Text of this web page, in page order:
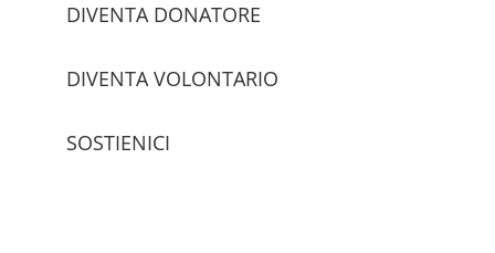
DIVENTA DONATORE
DIVENTA VOLONTARIO
SOSTIENICI